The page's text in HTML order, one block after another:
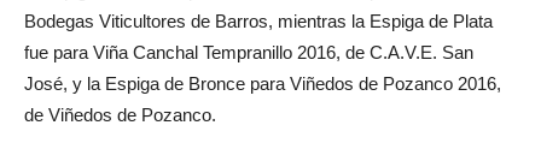
Bodegas Viticultores de Barros, mientras la Espiga de Plata
fue para Viña Canchal Tempranillo 2016, de C.A.V.E. San
José, y la Espiga de Bronce para Viñedos de Pozanco 2016,
de Viñedos de Pozanco.